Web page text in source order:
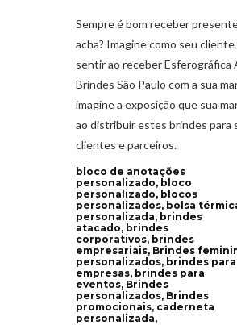
Sempre é bom receber
acha? Imagine como seu cliente
sentir ao receber Esferográfica
Brindes São Paulo com a sua
imagine a exposição que sua
ao distribuir estes brindes para
clientes e parceiros.
bloco de anotações
personalizado, bloco
personalizado, blocos
personalizados, bolsa
personalizada, brindes
atacado, brindes
corporativos, brindes
empresariais, Brindes
personalizados, brindes para
empresas, brindes para
eventos, Brindes
personalizados, Brindes
promocionais, caderneta
personalizada,